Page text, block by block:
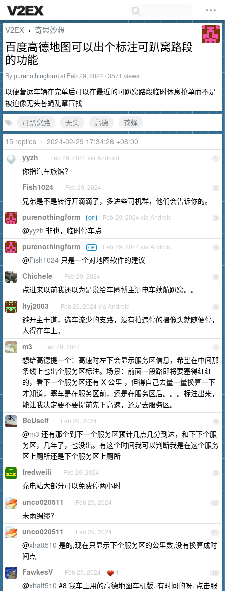
V2EX › 奇思妙想
百度高德地图可以出个标注可趴窝路段
的功能
Bypurenothingformat Feb 29, 2024 · 3571 views
以便营运车辆在完单后可以在最近的可趴窝路段临时休息抢单而不是
被迫像无头苍蝇乱窜盲找
可趴窝路
无头 高德
苍蝇
15 replies • 2024-02-29 17:34:26 +08:00
1
yyzh Feb 29, 2024 via Android
你指汽车旅馆?
2
Fish1024 Feb 29, 2024
兄弟是不是转行开滴滴了，多进些司机群，他们会告诉你的。
3
purenothingform OP Feb 29, 2024 via Android
@yyzh 非也，临时停车点
4
purenothingform OP Feb 29, 2024 via Android
@Fish1024 只是一个对地图软件的建议
5
Chichele Feb 29, 2024
点进来以前我还以为是说给车圈博主测电车续航趴窝。。
6
ltyj2003 Feb 29, 2024 via Android
避开主干道，选车流少的支路，没有拍违停的摄像头就随便停，
人得在车上。
7
m3 Feb 29, 2024
想给高德提一个：高速时左下会显示服务区信息，希望在中间那
条线上也出个服务区标注。场景：前面一段路即将要塞得红红
的，看下一个服务区还有 X 公里 ，但得自己去量一量换算一下
才知道，塞车是在服务区前，还是在服务区后。。。标注出来，
能让我决定要不要提前先下高速，还是去服务区。
8
BeUself Feb 29, 2024
@m3 还有那个到下一个服务区预计几点几分到达，和下下个服
务区，几年了，也没出。有这个时间我可以判断我是在这个服务
区上厕所还是下个服务区上厕所
9
fredweili Feb 29, 2024
充电站大部分可以免费停两小时
10
unco020511 Feb 29, 2024
未雨绸缪?
11
unco020511 Feb 29, 2024
@xhatt510 是的,现在只显示下个服务区的公里数,没有换算成时
间点
12
FawkesV Feb 29, 2024 1
@xhatt510 #8 我车上用的高德地图车机版. 有时间的呀. 点击服